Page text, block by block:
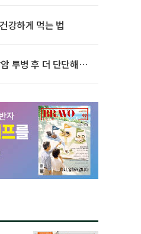
강하게 먹는 법
투병 후 더 단단해진